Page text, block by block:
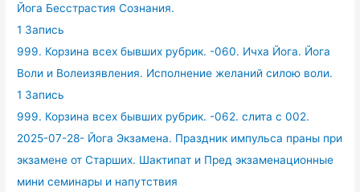
Йога Бесстрастия Сознания.
1 Запись
999. Корзина всех бывших рубрик. -060. Ичха Йога. Йога
Воли и Волеизявления. Исполнение желаний силою воли.
1 Запись
999. Корзина всех бывших рубрик. -062. слита с 002.
2025-07-28- Йога Экзамена. Праздник импульса праны при
экзамене от Старших. Шактипат и Пред экзаменационные
мини семинары и напутствия